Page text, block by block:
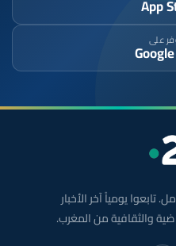
App
على
يومياً آخر الأخبار
والثقافية من المغرب.